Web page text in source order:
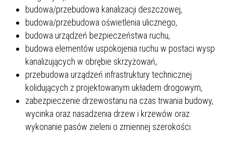
budowa/przebudowa kanalizacji deszczowej,
budowa/przebudowa oświetlenia ulicznego,
budowa urządzeń bezpieczeństwa ruchu,
budowa elementów uspokojenia ruchu w postaci wysp
kanalizujących w obrębie skrzyżowań,
przebudowa urządzeń infrastruktury technicznej
kolidujących z projektowanym układem drogowym,
zabezpieczenie drzewostanu na czas trwania budowy,
wycinka oraz nasadzenia drzew i krzewów oraz
wykonanie pasów zieleni o zmiennej szerokości.